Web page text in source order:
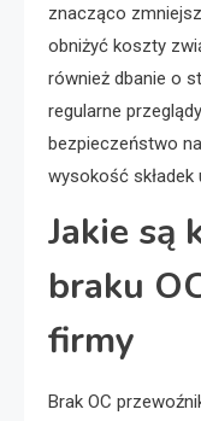
znacząco
obniżyć koszty
również dbanie o
regularne
bezpieczeństwo
wysokość
Jakie są
braku
firmy
Brak OC